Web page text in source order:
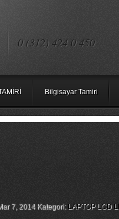
0 (312) 424 0 450
Bilgisayar Tamiri
7, 2014 Kategori: LAPTOP LCD